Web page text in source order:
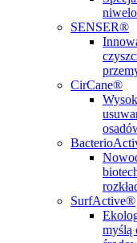
SENSER®
CirCane®
SurfActive®
myślą